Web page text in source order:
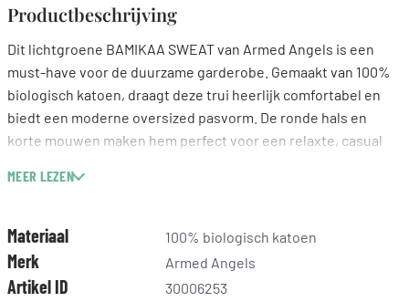
Productbeschrijving
Dit lichtgroene BAMIKAA SWEAT van Armed Angels is een
must-have voor de duurzame garderobe. Gemaakt van 100%
biologisch katoen, draagt deze trui heerlijk comfortabel en
biedt een moderne oversized pasvorm. De ronde hals en
korte mouwen maken hem perfect voor een relaxte, casual
luchtige rok voor een stijlvolle alledaagse outfit. Met het
extra toe aan je uitstraling.
MEER LEZEN
Materiaal 100% biologisch katoen
Merk Armed Angels
Artikel ID
30006253